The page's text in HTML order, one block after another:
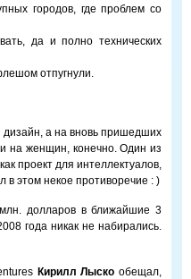
городов, где проблем со
да и полно технических
отпугнули.
дизайн, а на вновь пришедших
на женщин, конечно. Один из
проект для интеллектуалов,
в этом некое противоречие : )
млн. долларов в ближайшие 3
года никак не набирались.
Кирилл Лыскообещал,